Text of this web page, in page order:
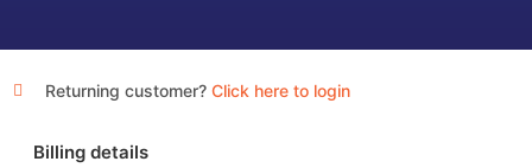
Returning customer? Click here to login
Billing details